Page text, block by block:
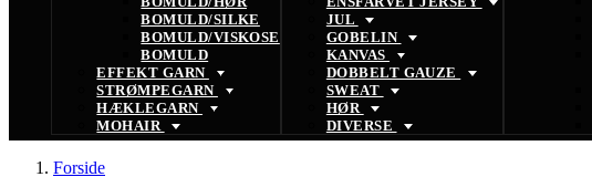
BOMULD/SILKE
BOMULD/VISKOSE
BOMULD
EFFEKT GARN
STRØMPEGARN
HÆKLEGARN
MOHAIR
JUL
GOBELIN
KANVAS
DOBBELT GAUZE
SWEAT
HØR
DIVERSE
Forside